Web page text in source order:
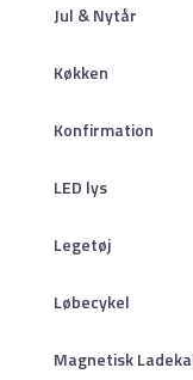
Jul & Nytår
Køkken
Konfirmation
LED lys
Legetøj
Løbecykel
Magnetisk